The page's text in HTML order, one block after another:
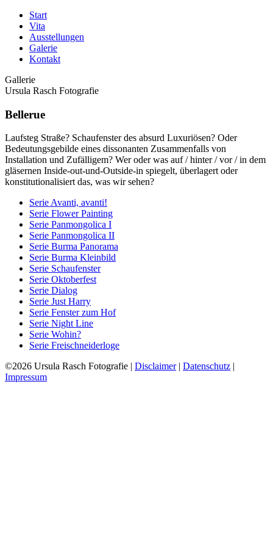
Start
Vita
Ausstellungen
Galerie
Kontakt
Gallerie
Ursula Rasch Fotografie
Bellerue
Laufsteg Straße? Schaufenster des absurd Luxuriösen? Oder
Bedeutungsgebilde eines dissonanten Zusammenfalls von
Installation und Zufälligem? Wer oder was auf / hinter / vor / in dem
gläsernen Inside-out-und-Outside-in spiegelt, überlagert oder
konstitutionalisiert das, was wir sehen?
Serie Avanti, avanti!
Serie Flower Painting
Serie Panmongolica I
Serie Panmongolica II
Serie Burma Panorama
Serie Burma Kleinbild
Serie Schaufenster
Serie Oktoberfest
Serie Dialog
Serie Just Harry
Serie Fenster zum Hof
Serie Night Line
Serie Wohin?
Serie Freischneiderloge
©2026 Ursula Rasch Fotografie | Disclaimer| Datenschutz |
Impressum